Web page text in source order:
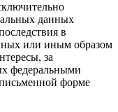
данных
в
или иным образом
за
федеральными
форме